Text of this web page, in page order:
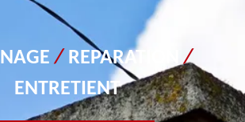
/ REPARATION/
ENTRETIENT